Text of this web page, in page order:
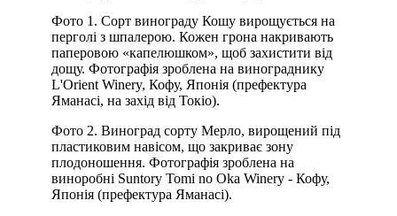
Фото 1. Сорт винограду Кошу вирощується на
перголі з шпалерою. Кожен грона накривають
паперовою «капелюшком», щоб захистити від
дощу. Фотографія зроблена на винограднику
L'Orient Winery, Кофу, Японія (префектура
Яманасі, на захід від Токіо).
Фото 2. Виноград сорту Мерло, вирощений під
пластиковим навісом, що закриває зону
плодоношення. Фотографія зроблена на
виноробні Suntory Tomi no Oka Winery - Кофу,
Японія (префектура Яманасі).